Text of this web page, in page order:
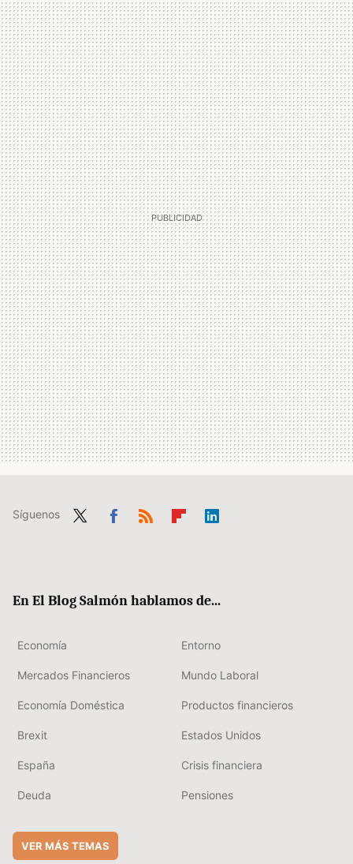
Síguenos
En El Blog Salmón hablamos de...
Economía Entorno
Mercados Financieros Mundo Laboral
Economía Doméstica Productos financieros
Brexit Estados Unidos
España Crisis financiera
Deuda Pensiones
VER MÁS TEMAS